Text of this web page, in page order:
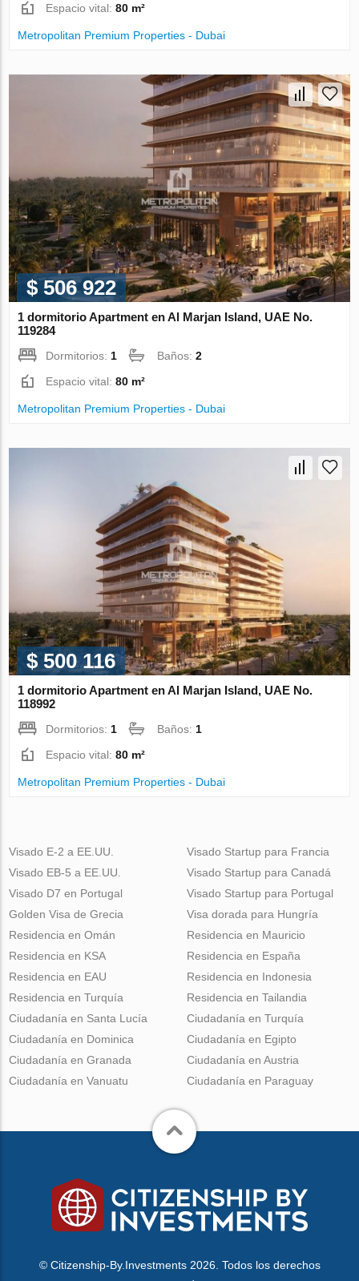
Espacio vital:80 m²
Metropolitan Premium Properties - Dubai
$ 506 922
1 dormitorio Apartment en Al Marjan Island, UAE No.
119284
Dormitorios: 1 Baños:2
Espacio vital:80 m²
Metropolitan Premium Properties - Dubai
$ 500 116
1 dormitorio Apartment en Al Marjan Island, UAE No.
118992
Dormitorios: 1 Baños: 1
Espacio vital:80 m²
Metropolitan Premium Properties - Dubai
Visado E-2 a EE.UU.
Visado EB-5 a EE.UU.
Visado D7 en Portugal
Golden Visa de Grecia
Visado Startup para Francia
Visado Startup para Canadá
Visado Startup para Portugal
Visa dorada para Hungría
Residencia en Omán
Residencia en KSA
Residencia en EAU
Residencia en Turquía
Residencia en Mauricio
Residencia en España
Residencia en Indonesia
Residencia en Tailandia
Ciudadanía en Santa Lucía
Ciudadanía en Dominica
Ciudadanía en Granada
Ciudadanía en Vanuatu
Ciudadanía en Turquía
Ciudadanía en Egipto
Ciudadanía en Austria
Ciudadanía en Paraguay
© Citizenship-By.Investments 2026. Todos los derechos